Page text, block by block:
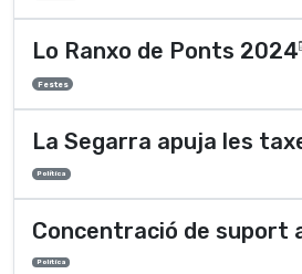
Lo Ranxo de Ponts 2024
Festes
La Segarra apuja les
Polí­tica
Concentració de suport
Polí­tica